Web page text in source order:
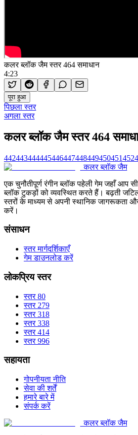
कलर ब्लॉक जैम स्तर 464 समाधान
4:23
पूरा हुआ
पिछला स्तर
अगला स्तर
कलर ब्लॉक जैम स्तर 464
442443444445446447448449450451452
कलर ब्लॉक जैम
एक चुनौतीपूर्ण रंगीन ब्लॉक पहेली गेम जहाँ आप
ब्लॉक टुकड़ों को व्यवस्थित करते हैं। बढ़ती
स्तरों के माध्यम से अपनी स्थानिक जागरूकता
करें।
संसाधन
स्तर मार्गदर्शिकाएँ
गेम डाउनलोड करें
लोकप्रिय स्तर
स्तर 80
स्तर 279
स्तर 318
स्तर 338
स्तर 414
स्तर 996
सहायता
गोपनीयता नीति
सेवा की शर्तें
हमारे बारे में
संपर्क करें
कलर ब्लॉक जैम